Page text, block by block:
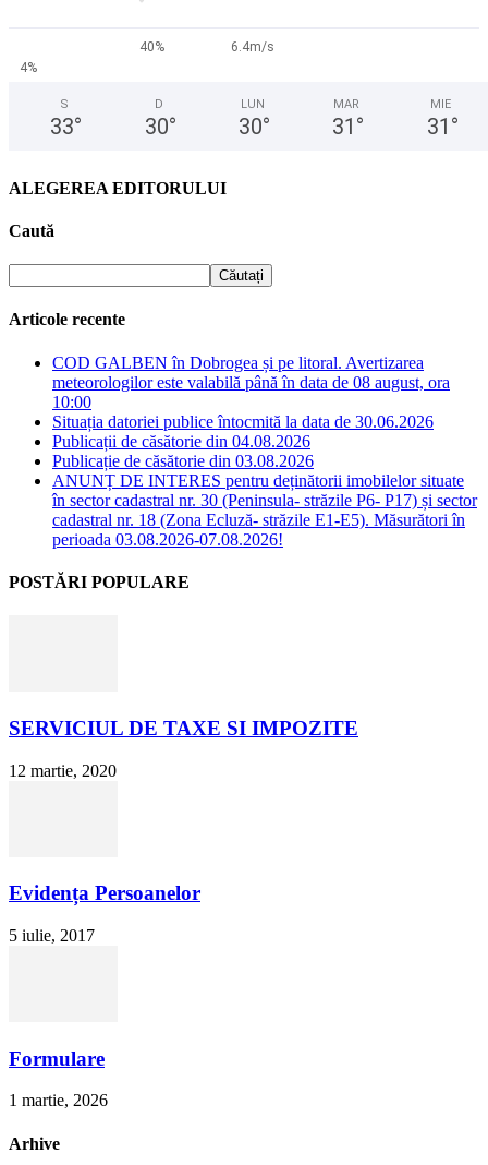
40%
6.4m/s
4%
S
33°
D
30°
LUN
30°
MAR
31 °
MIE
31 °
ALEGEREA EDITORULUI
Caută
Articole recente
COD GALBEN în Dobrogea și pe litoral. Avertizarea
meteorologilor este valabilă până în data de 08 august, ora
10:00
Situația datoriei publice întocmită la data de 30.06.2026
Publicații de căsătorie din 04.08.2026
Publicație de căsătorie din 03.08.2026
ANUNȚ DE INTERES pentru deținătorii imobilelor situate
în sector cadastral nr. 30 (Peninsula- străzile P6- P17) și sector
cadastral nr. 18 (Zona Ecluză- străzile E1-E5). Măsurători în
perioada 03.08.2026-07.08.2026!
POSTĂRI POPULARE
SERVICIUL DE TAXE SI IMPOZITE
12 martie, 2020
Evidența Persoanelor
5 iulie, 2017
Formulare
1 martie, 2026
Arhive